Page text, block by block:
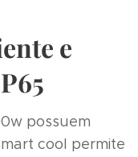
e
possuem
cool permite